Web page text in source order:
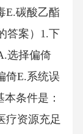
E.碳酸乙酯
答案）1.下
选择偏倚
倚E.系统误
条件是：
疗资源充足